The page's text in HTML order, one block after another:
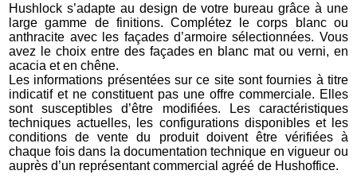
Hushlock s’adapte au design de votre bureau grâce à une
large gamme de finitions. Complétez le corps blanc ou
anthracite avec les façades d’armoire sélectionnées. Vous
avez le choix entre des façades en blanc mat ou verni, en
acacia et en chêne.
Les informations présentées sur ce site sont fournies à titre
indicatif et ne constituent pas une offre commerciale. Elles
sont susceptibles d’être modifiées. Les caractéristiques
techniques actuelles, les configurations disponibles et les
conditions de vente du produit doivent être vérifiées à
chaque fois dans la documentation technique en vigueur ou
auprès d’un représentant commercial agréé de Hushoffice.